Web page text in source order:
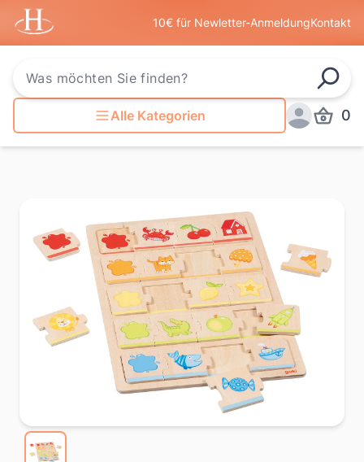
Startseite
10€ für Newletter-AnmeldungKontakt
Alle Kategorien
0